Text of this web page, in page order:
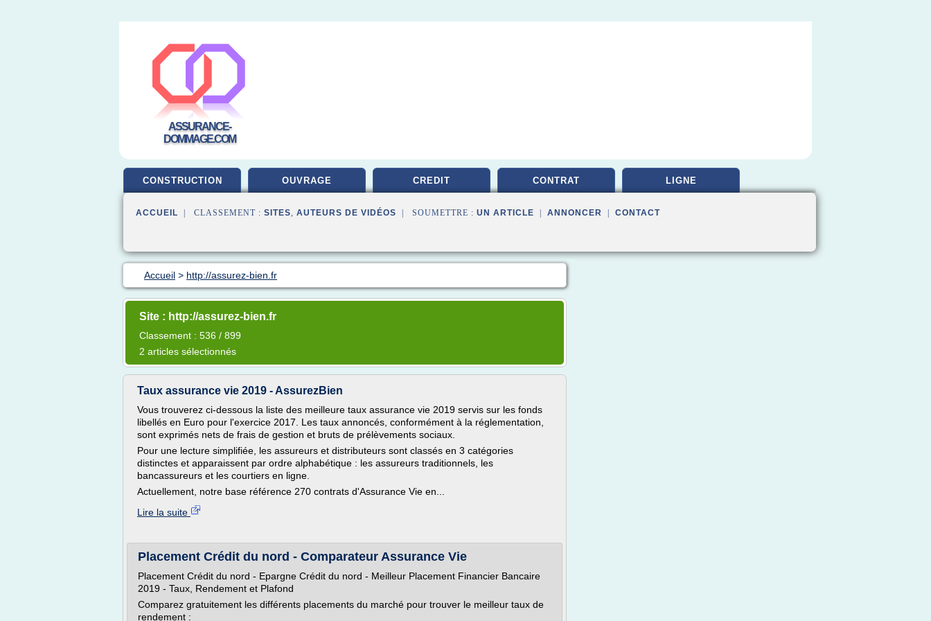
ASSURANCE-
DOMMAGE.COM
CONSTRUCTION OUVRAGE CREDIT CONTRAT LIGNE
ACCUEIL | CLASSEMENT : SITES, AUTEURS DE VIDÉOS | SOUMETTRE : UN ARTICLE ANNONCER CONTACT
Accueil > http://assurez-bien.fr
Site : http://assurez-bien.fr
Classement : 536 / 899
2 articles sélectionnés
Taux assurance vie 2019 - AssurezBien
Vous trouverez ci-dessous la liste des meilleure taux assurance vie 2019 servis sur les fonds
libellés en Euro pour l'exercice 2017. Les taux annoncés, conformément à la réglementation,
sont exprimés nets de frais de gestion et bruts de prélèvements sociaux.
Pour une lecture simplifiée, les assureurs et distributeurs sont classés en 3 catégories
distinctes et apparaissent par ordre alphabétique : les assureurs traditionnels, les
bancassureurs et les courtiers en ligne.
Actuellement, notre base référence 270 contrats d'Assurance Vie en...
Lire la suite
Placement Crédit du nord - Comparateur Assurance Vie
Placement Crédit du nord - Epargne Crédit du nord - Meilleur Placement Financier Bancaire
2019 - Taux, Rendement et Plafond
Comparez gratuitement les différents placements du marché pour trouver le meilleur taux de
rendement :